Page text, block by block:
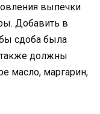
выпечки
Добавить в
сдоба была
должны
масло, маргарин,